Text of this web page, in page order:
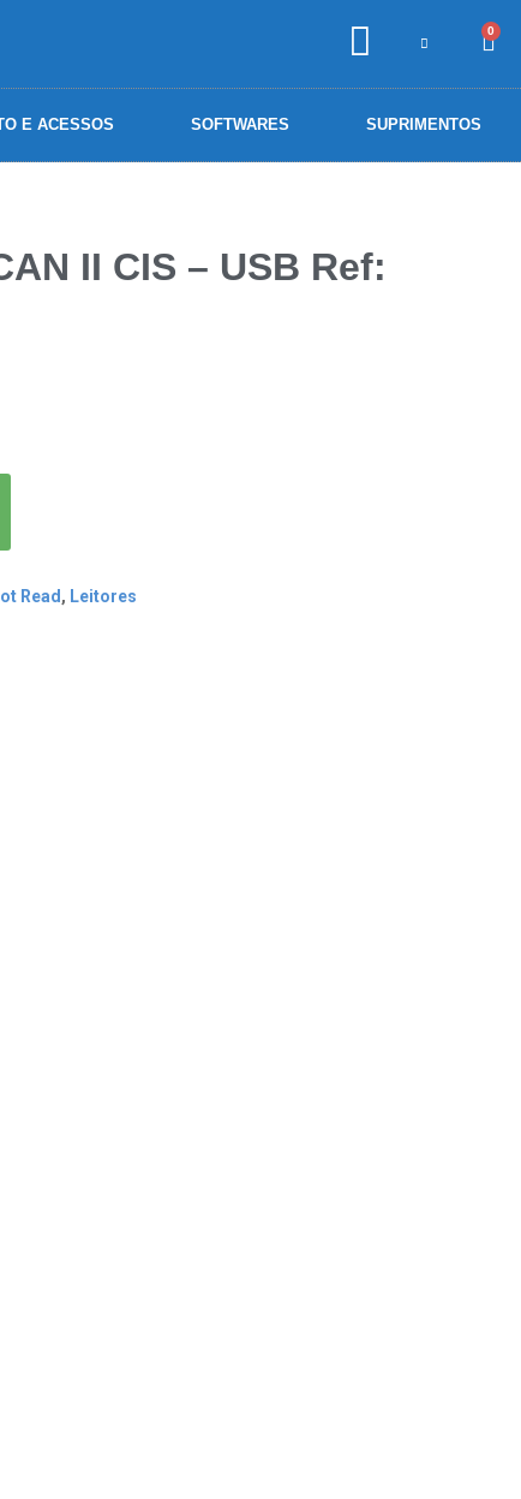
0
E ACESSOS SOFTWARES SUPRIMENTOS
II CIS – USB Ref:
Read, Leitores